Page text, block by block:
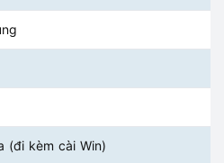
(đi kèm cài Win)